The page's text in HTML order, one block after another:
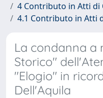
4 Contributo in Atti di
4.1 Contributo in Atti
La condanna a
Storico"
"Elogio" in
Dell'Aquila